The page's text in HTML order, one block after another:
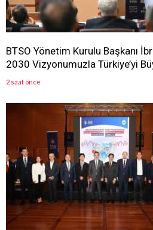
BTSO Yönetim Kurulu Başkanı
2030 Vizyonumuzla Türkiye’yi
2 saat önce